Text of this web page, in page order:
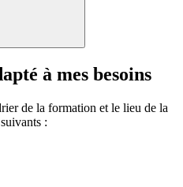
à mes besoins
de la formation et le lieu de la
: